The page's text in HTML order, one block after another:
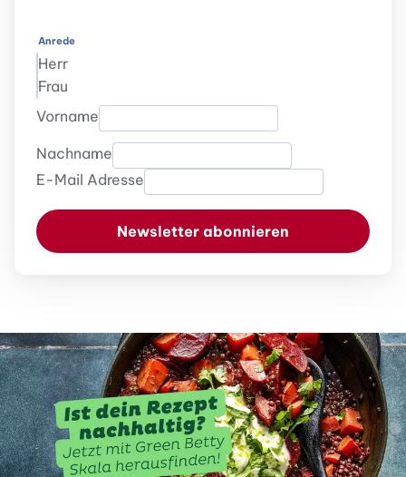
Anrede
Herr
Frau
Vorname
Nachname
E-Mail Adresse
Newsletter abonnieren